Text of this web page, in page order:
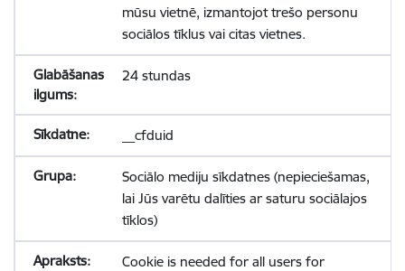
mūsu vietnē, izmantojot trešo personu
sociālos tīklus vai citas vietnes.
24 stundas
__cfduid
Sociālo mediju sīkdatnes (nepieciešamas,
lai Jūs varētu dalīties ar saturu sociālajos
tīklos)
Cookie is needed for all users for